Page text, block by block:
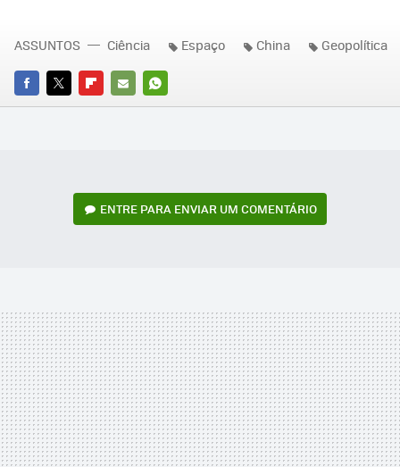
FACEBOOK
TWITTERFLIPBOARD
E-
WHATSAPP
ASSUNTOS Ciência Espaço China Geopolítica
ENTRE PARA ENVIAR UM COMENTÁRIO